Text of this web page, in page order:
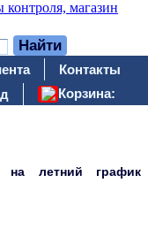
Контакты
Корзина:
на летний график